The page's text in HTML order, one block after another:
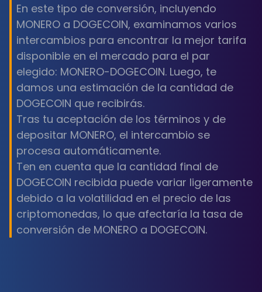
En este tipo de conversión, incluyendo
MONERO a DOGECOIN, examinamos varios
intercambios para encontrar la mejor tarifa
disponible en el mercado para el par
elegido: MONERO-DOGECOIN. Luego, te
damos una estimación de la cantidad de
DOGECOIN que recibirás.
Tras tu aceptación de los términos y de
depositar MONERO, el intercambio se
procesa automáticamente.
Ten en cuenta que la cantidad final de
DOGECOIN recibida puede variar ligeramente
debido a la volatilidad en el precio de las
criptomonedas, lo que afectaría la tasa de
conversión de MONERO a DOGECOIN.